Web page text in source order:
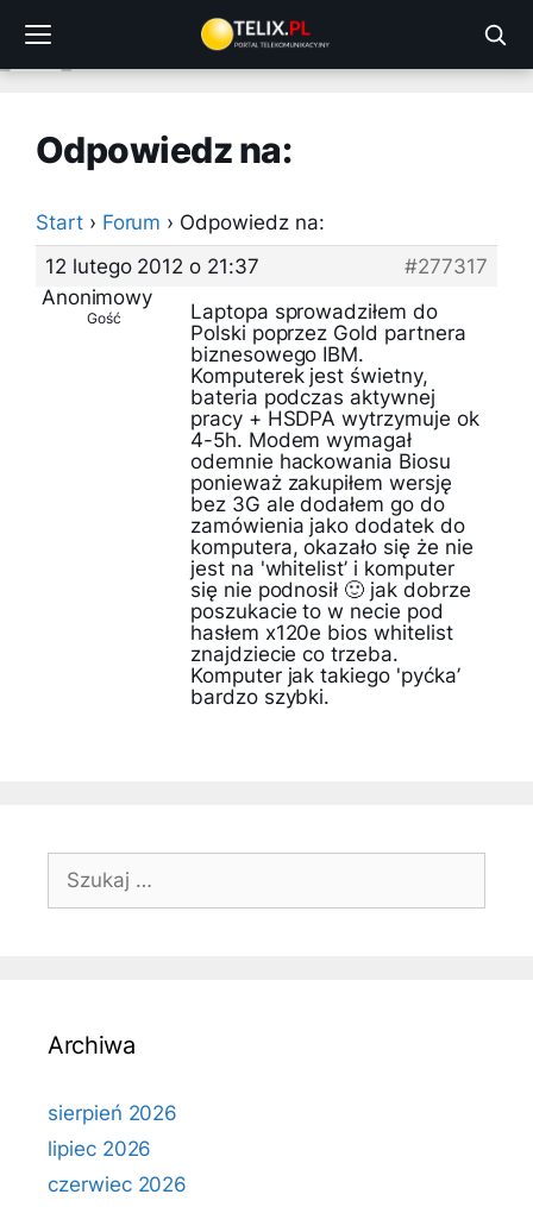
treści
Odpowiedz na:
Start › Forum › Odpowiedz na:
12 lutego 2012 o 21:37
#277317
Anonimowy
Gość
Laptopa sprowadziłem do
Polski poprzez Gold partnera
biznesowego IBM.
Komputerek jest świetny,
bateria podczas aktywnej
pracy + HSDPA wytrzymuje ok
4-5h. Modem wymagał
odemnie hackowania Biosu
ponieważ zakupiłem wersję
bez 3G ale dodałem go do
zamówienia jako dodatek do
komputera, okazało się że nie
jest na 'whitelist’ i komputer
się nie podnosił 🙂 jak dobrze
poszukacie to w necie pod
hasłem x120e bios whitelist
znajdziecie co trzeba.
Komputer jak takiego 'pyćka’
bardzo szybki.
Szukaj:
Archiwa
sierpień 2026
lipiec 2026
czerwiec 2026